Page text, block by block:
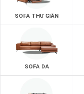
Chiếc sofa da bò
giá trị tốt nhất cho
Mang lại tất cả
về cả bên trong lẫn
SOFA THƯ GIÃN
SOFA DA